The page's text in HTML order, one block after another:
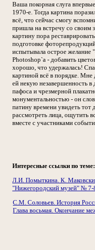
Ваша покорная слуга
1970-е. Тогда картина
всё, что сейчас смогу
пришла на встречу со своим
картину пора
подготовке
испытывала острое желание
Photoshop`а - добавить
хорошо, что удержалась!
картиной всё в порядке. Мне
ей некую незавершенность в
пафоса и чрезмерной
монументальностью - он
патину времени увидеть тот
рассмотреть лица, ощутить
вместе с участниками
Интересные ссылки по теме:
Л.И. Помыткина. К.
"Нижегородский музей" № 7-
С.М. Соловьев. История
Глава восьмая. Окончание